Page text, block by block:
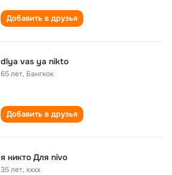
Добавить в друзья
dlya vas ya nikto
65 лет, Бангкок
Добавить в друзья
я никто Для nivo
35 лет,хххх